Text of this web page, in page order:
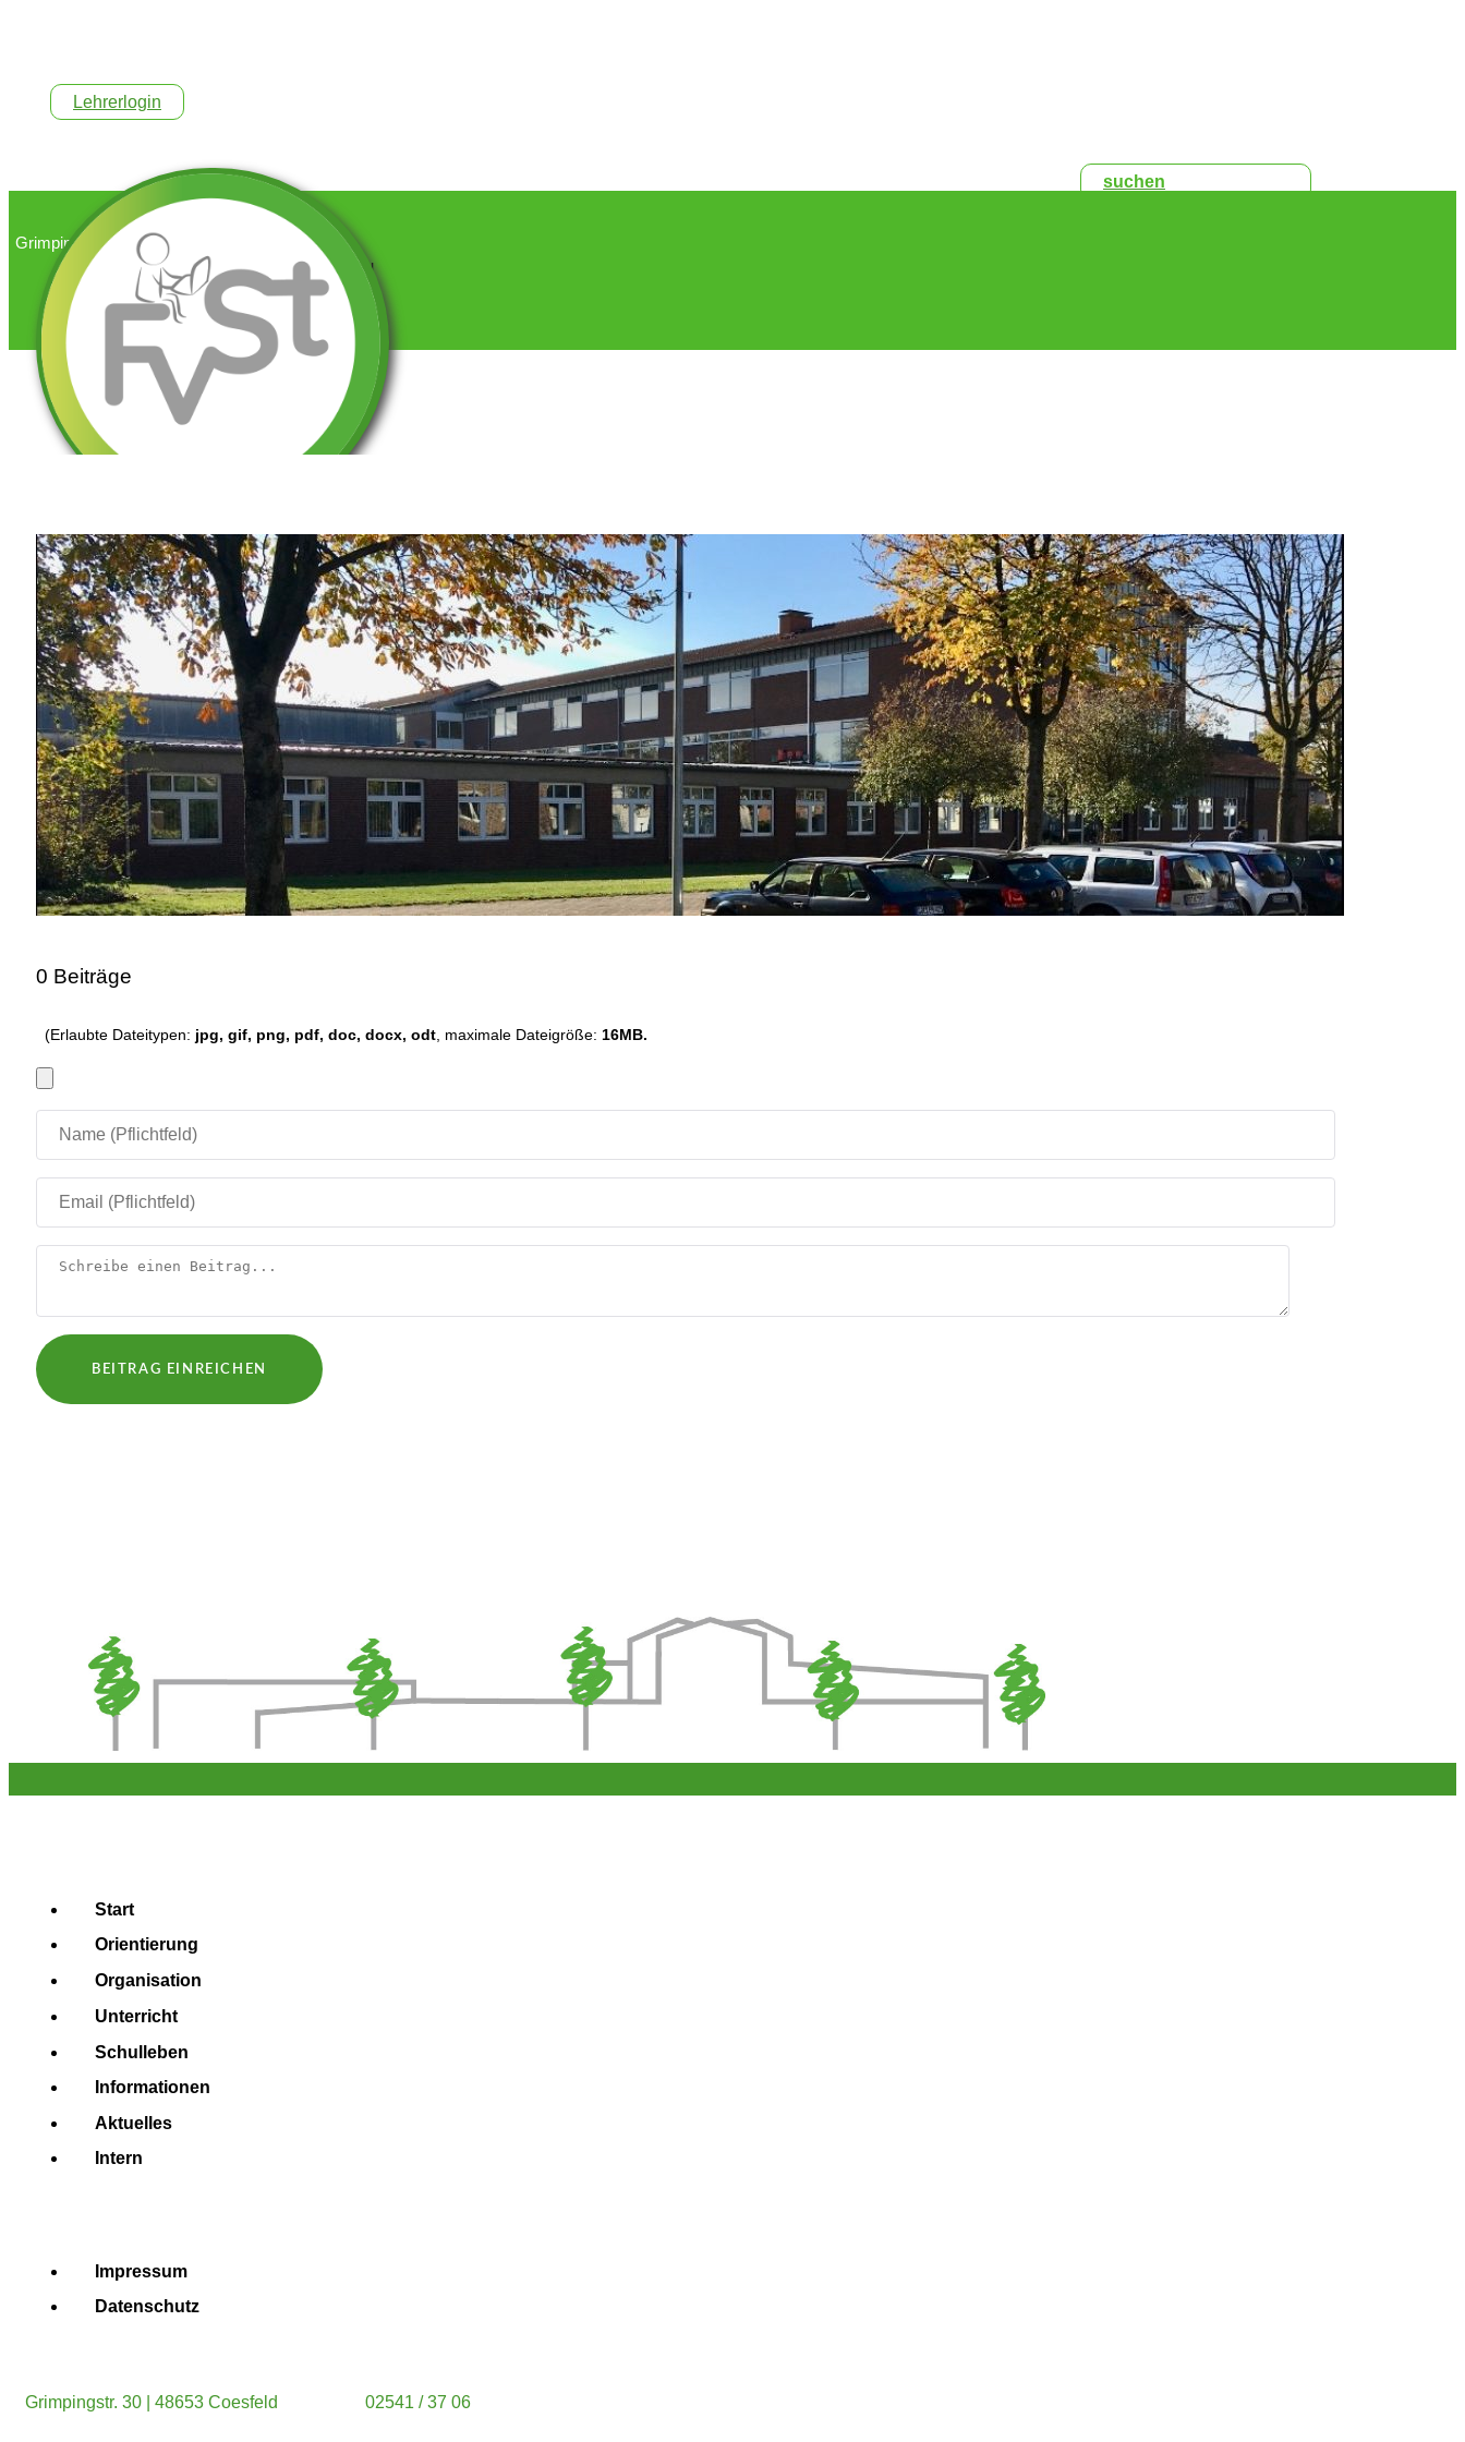
Lehrerlogin
02541 / 37 06 02541 / 98 00 33 info@fvst-coe.de
0 Beiträge
(Erlaubte Dateitypen: jpg, gif, png, pdf, doc, docx, odt , maximale Dateigröße: 16MB.
Start
Orientierung
Organisation
Unterricht
Schulleben
Informationen
Aktuelles
Intern
Impressum
Datenschutz
Grimpingstr. 30 | 48653 Coesfeld 02541 / 37 06